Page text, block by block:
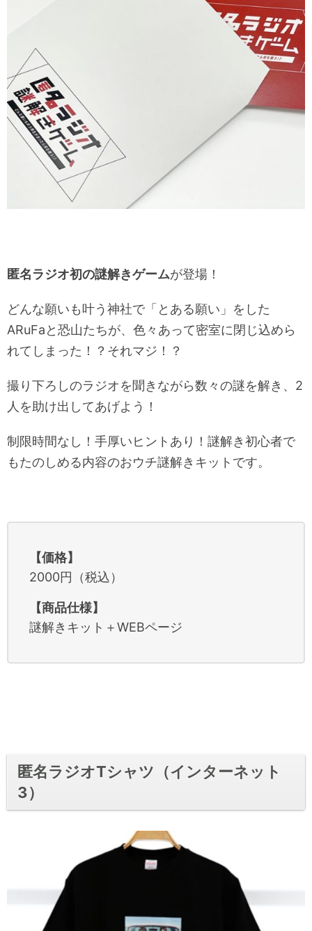
匿名ラジオ初の謎解きゲームが登場！
どんな願いも叶う神社で「とある願い」をした
ARuFaと恐山たちが、色々あって密室に閉じ込めら
れてしまった！？それマジ！？
撮り下ろしのラジオを聞きながら数々の謎を解き、2
人を助け出してあげよう！
制限時間なし！手厚いヒントあり！謎解き初心者で
もたのしめる内容のおウチ謎解きキットです。
【価格】
2000円（税込）
【商品仕様】
謎解きキット＋WEBページ
匿名ラジオTシャツ（インターネット
3）